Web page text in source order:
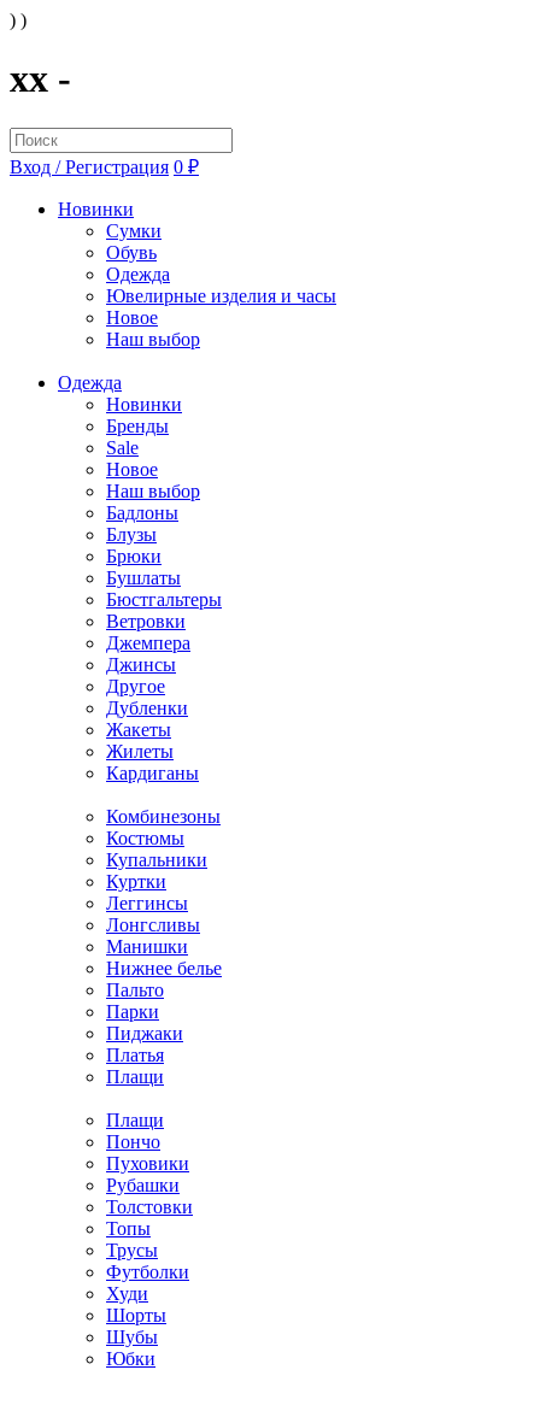
) )
xx -
Вход / Регистрация 0 ₽
Новинки
Сумки
Обувь
Одежда
Ювелирные изделия и часы
Новое
Наш выбор
Одежда
Новинки
Бренды
Sale
Новое
Наш выбор
Бадлоны
Блузы
Брюки
Бушлаты
Бюстгальтеры
Ветровки
Джемпера
Джинсы
Другое
Дубленки
Жакеты
Жилеты
Кардиганы
Комбинезоны
Костюмы
Купальники
Куртки
Леггинсы
Лонгсливы
Манишки
Нижнее белье
Пальто
Парки
Пиджаки
Платья
Плащи
Плащи
Пончо
Пуховики
Рубашки
Толстовки
Топы
Трусы
Футболки
Худи
Шорты
Шубы
Юбки